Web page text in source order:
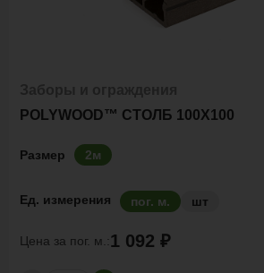
POLYWOOD™ СТОЛБ 100Х100
Размер 2м
Ед. измерения пог. м. шт
Цена за пог. м.:1 092 ₽